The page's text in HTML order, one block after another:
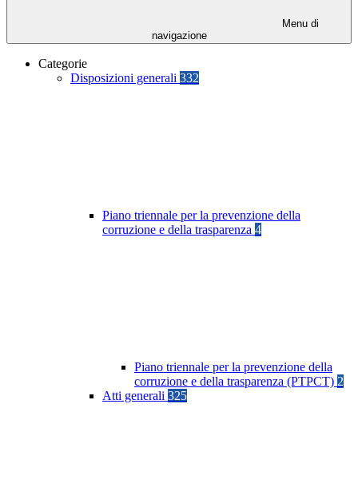
Menu di
navigazione
Categorie
Disposizioni generali 332
Piano triennale per la prevenzione della
corruzione e della trasparenza 4
Piano triennale per la prevenzione della
corruzione e della trasparenza (PTPCT) 2
Atti generali 325